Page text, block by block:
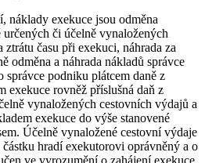
náklady exekuce jsou odměna
určených či účelně vynaložených
času při exekuci, náhrada za
odměna a náhrada nákladů správce
správce podniku plátcem daně z
exekuce rovněž příslušná daň z
vynaložených cestovních výdajů a
exekuce do výše stanovené
Účelně vynaložené cestovní výdaje
hradí exekutorovi oprávněný a o
ve vyrozumění o zahájení exekuce.